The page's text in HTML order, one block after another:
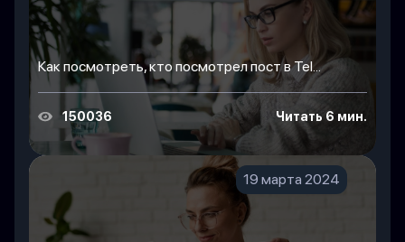
Как посмотреть, кто посмотрел пост в Tel...
150036 Читать 6 мин.
19 марта 2024